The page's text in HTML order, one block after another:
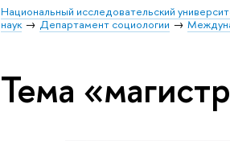
Национальный исследовательский
наук
Департамент социологии
Тема